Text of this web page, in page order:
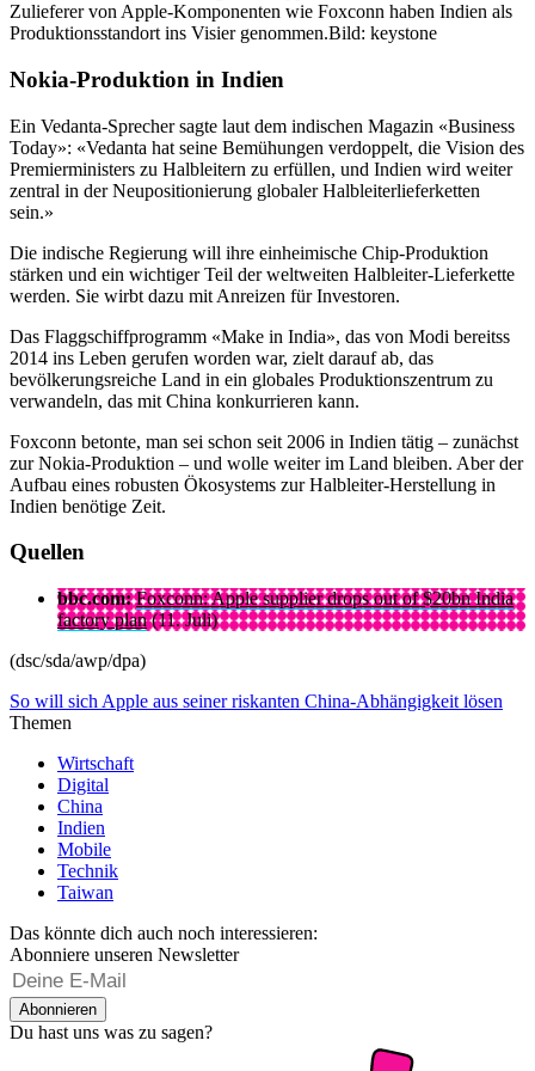
Zulieferer von Apple-Komponenten wie Foxconn haben Indien als
Produktionsstandort ins Visier genommen.Bild: keystone
Nokia-Produktion in Indien
Ein Vedanta-Sprecher sagte laut dem indischen Magazin «Business
Today»: «Vedanta hat seine Bemühungen verdoppelt, die Vision des
Premierministers zu Halbleitern zu erfüllen, und Indien wird weiter
zentral in der Neupositionierung globaler Halbleiterlieferketten
sein.»
Die indische Regierung will ihre einheimische Chip-Produktion
stärken und ein wichtiger Teil der weltweiten Halbleiter-Lieferkette
werden. Sie wirbt dazu mit Anreizen für Investoren.
Das Flaggschiffprogramm «Make in India», das von Modi bereitss
2014 ins Leben gerufen worden war, zielt darauf ab, das
bevölkerungsreiche Land in ein globales Produktionszentrum zu
verwandeln, das mit China konkurrieren kann.
Foxconn betonte, man sei schon seit 2006 in Indien tätig – zunächst
zur Nokia-Produktion – und wolle weiter im Land bleiben. Aber der
Aufbau eines robusten Ökosystems zur Halbleiter-Herstellung in
Indien benötige Zeit.
Quellen
bbc.com:Foxconn: Apple supplier drops out of $20bn India
factory plan(11. Juli)
(dsc/sda/awp/dpa)
So will sich Apple aus seiner riskanten China-Abhängigkeit lösen
Themen
Wirtschaft
Digital
China
Indien
Mobile
Technik
Taiwan
Das könnte dich auch noch interessieren:
Abonniere unseren Newsletter
Abonnieren
Du hast uns was zu sagen?